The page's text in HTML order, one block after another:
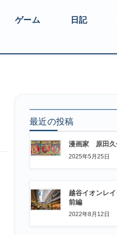
ゲーム 日記
最近の投稿
漫画家 原田久
2025年5月25日
越谷イオンレ
前編
2022年8月12日